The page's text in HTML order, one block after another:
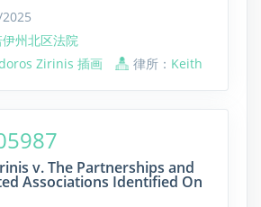
州北区法院
Zirinis 插画 律所： Keith
v. The Partnerships and
Associations Identified On